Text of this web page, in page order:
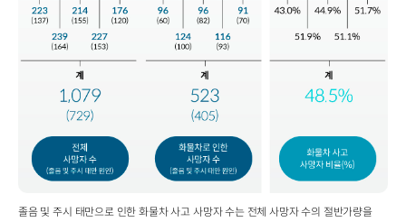
졸음 및 주시 태만으로 인한 화물차 사고 사망자 수는 전체 사망자 수의 절반가량을